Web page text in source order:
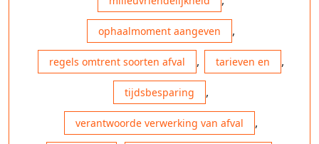
ophaalmoment aangeven ,
regels omtrent soorten afval , tarieven en ,
tijdsbesparing ,
verantwoorde verwerking van afval ,